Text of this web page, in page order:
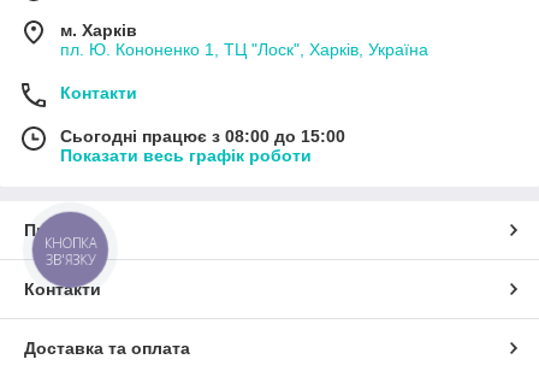
м. Харків
пл. Ю. Кононенко 1, ТЦ "Лоск", Харків, Україна
Контакти
Сьогодні працює з 08:00 до 15:00
Показати весь графік роботи
Про нас
Контакти
Доставка та оплата
КНОПКА
ЗВ'ЯЗКУ